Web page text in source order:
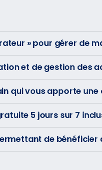
» pour gérer de
et de gestion des
qui vous apporte
5 jours sur 7
de